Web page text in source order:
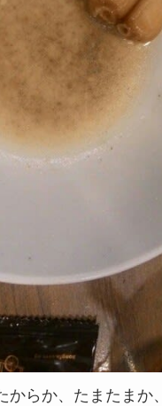
からか、たまたまか